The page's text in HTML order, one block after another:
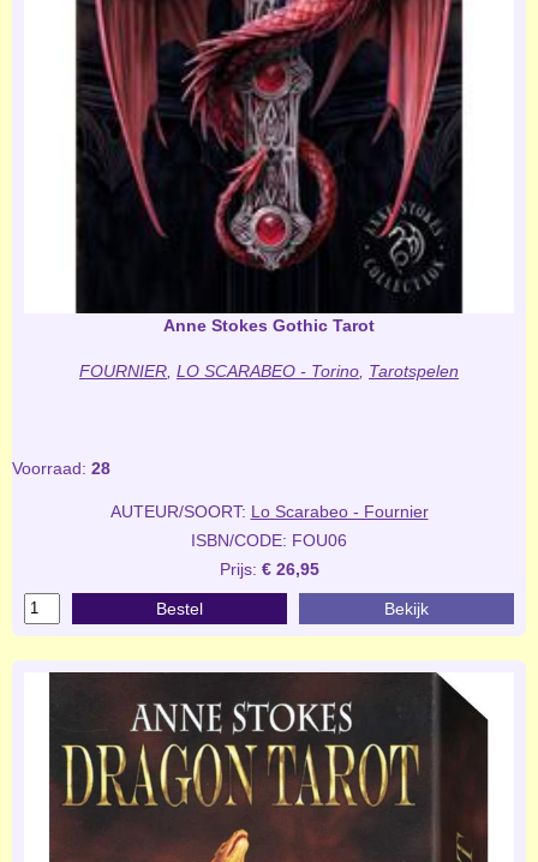
Anne Stokes Gothic Tarot
FOURNIER LO SCARABEO - Torino Tarotspelen
Voorraad: 28
AUTEUR/SOORT: Lo Scarabeo - Fournier
ISBN/CODE: FOU06
Prijs: € 26,95
Bestel Bekijk